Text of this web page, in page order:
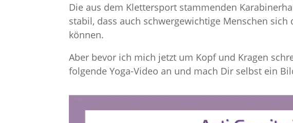
Die aus dem Klettersport stammenden
stabil, dass auch schwergewichtige Menschen sich
können.
Aber bevor ich mich jetzt um Kopf und Kragen
folgende Yoga-Video an und mach Dir selbst ein